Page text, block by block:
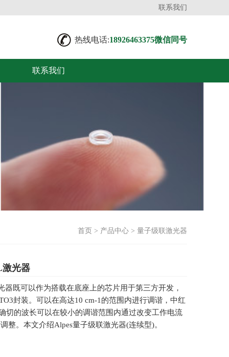
联系我们
热线电话:18926463375微信同号
联系我们
首页 > 产品中心 > 量子级联激光器
激光器
器既可以作为搭载在底座上的芯片用于第三方开发，
封装。可以在高达10 cm-1的范围内进行调谐，中红
切的波长可以在较小的调谐范围内通过改变工作电流
整。本文介绍Alpes量子级联激光器(连续型)。